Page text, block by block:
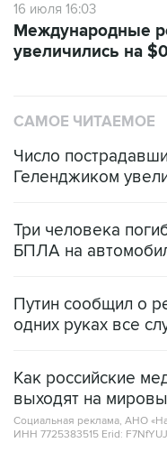
16 июля 16:03
Международные
увеличились на
САМОЕ ЧИТАЕМОЕ
Число
Геленджиком
Три человека
БПЛА на
Путин сообщил о
одних руках все
Как российские
выходят на
Социальная реклама, АНО
ИНН 7725383515 Erid: